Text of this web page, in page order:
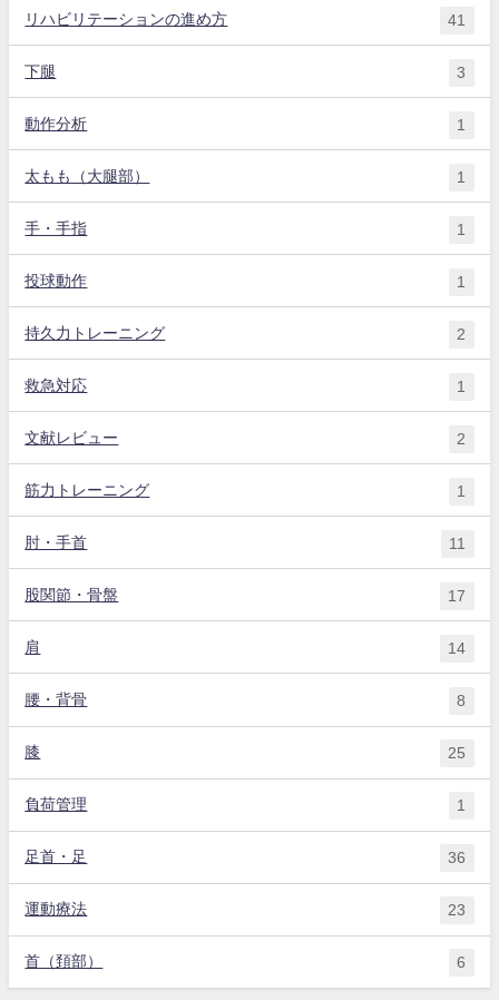
リハビリテーションの進め方 41
下腿 3
動作分析 1
太もも（大腿部） 1
手・手指 1
投球動作 1
持久力トレーニング 2
救急対応 1
文献レビュー 2
筋力トレーニング 1
肘・手首 11
股関節・骨盤 17
肩 14
腰・背骨 8
膝 25
負荷管理 1
足首・足 36
運動療法 23
首（頚部） 6